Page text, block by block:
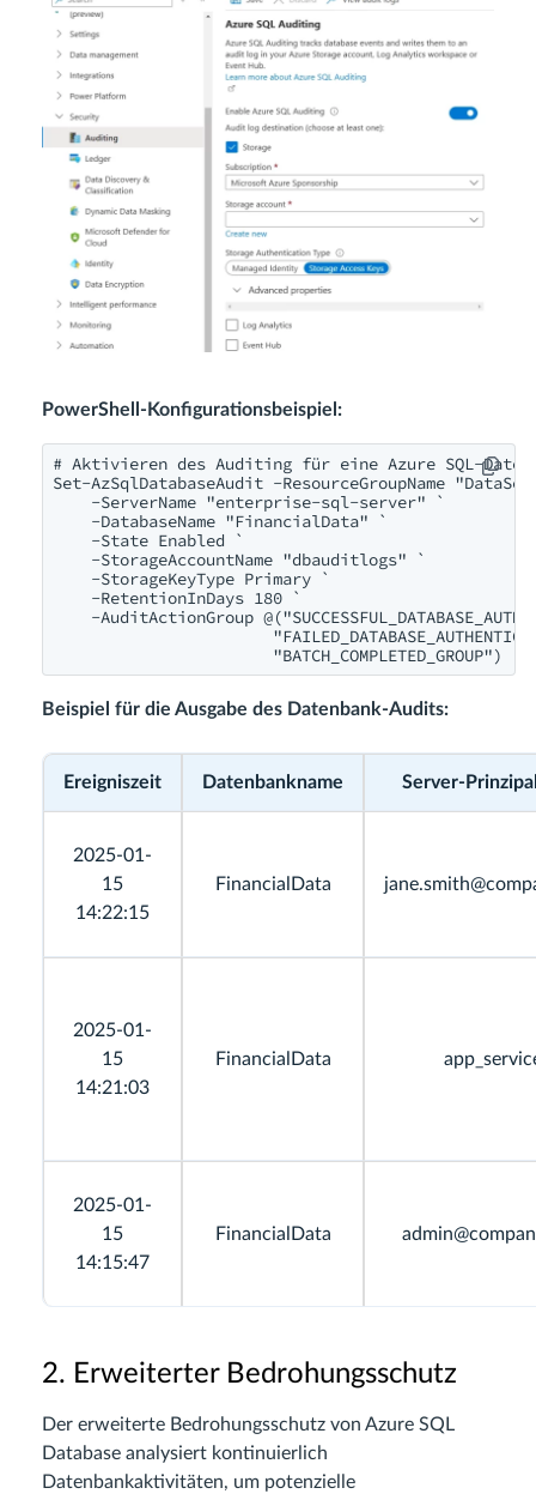
PowerShell-Konfigurationsbeispiel:
# Aktivieren des Auditing für eine Azure SQL-
Set-AzSqlDatabaseAudit -ResourceGroupName
    -ServerName "enterprise-sql-server" `
    -DatabaseName "FinancialData" `
    -State Enabled `
    -StorageAccountName "dbauditlogs" `
    -StorageKeyType Primary `
    -RetentionInDays 180 `
-AuditActionGroup
Beispiel für die Ausgabe des Datenbank-Audits:
Ereigniszeit Datenbankname Server-
2025-01-
15
14:22:15
FinancialData
2025-01-
15
14:21:03
FinancialData
2025-01-
15
14:15:47
FinancialData
2. Erweiterter Bedrohungsschutz
Der erweiterte Bedrohungsschutz von Azure SQL
Database analysiert kontinuierlich
Datenbankaktivitäten, um potenzielle